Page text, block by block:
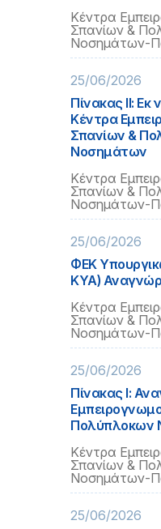
Κέντρα
Σπανίων &
Νοσημάτων-
25/06/2026
Πίνακας IΙ:
Κέντρα
Σπανίων &
Νοσημάτων
Κέντρα
Σπανίων &
Νοσημάτων-
25/06/2026
ΦΕΚ
ΚΥΑ)
Κέντρα
Σπανίων &
Νοσημάτων-
25/06/2026
Πίνακας I:
Πολύπλοκων
Κέντρα
Σπανίων &
Νοσημάτων-
25/06/2026